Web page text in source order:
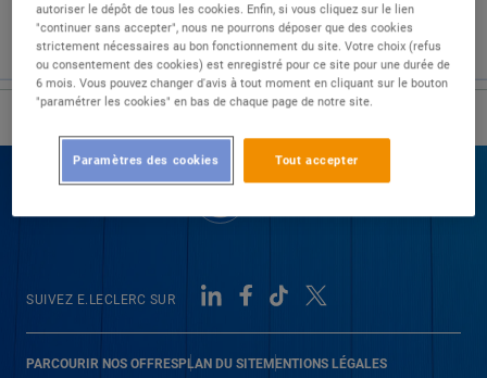
PARCOURIR NOS OFFRESPLAN DU SITEMENTIONS LÉGALES
SUIVEZ E.LECLERC SUR
autoriser le dépôt de tous les cookies. Enfin, si vous cliquez sur le lien
"continuer sans accepter", nous ne pourrons déposer que des cookies
strictement nécessaires au bon fonctionnement du site. Votre choix (refus
ou consentement des cookies) est enregistré pour ce site pour une durée de
6 mois. Vous pouvez changer d'avis à tout moment en cliquant sur le bouton
"paramétrer les cookies" en bas de chaque page de notre site.
Tout accepter
Paramètres des cookies